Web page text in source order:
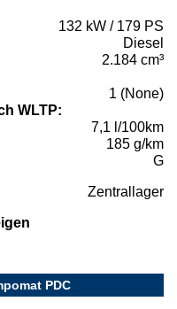
132 kW / 179 PS
Diesel
2.184 cm³
1 (None)
WLTP:
7,1 l/100km
185 g/km
G
Zentrallager
PDC